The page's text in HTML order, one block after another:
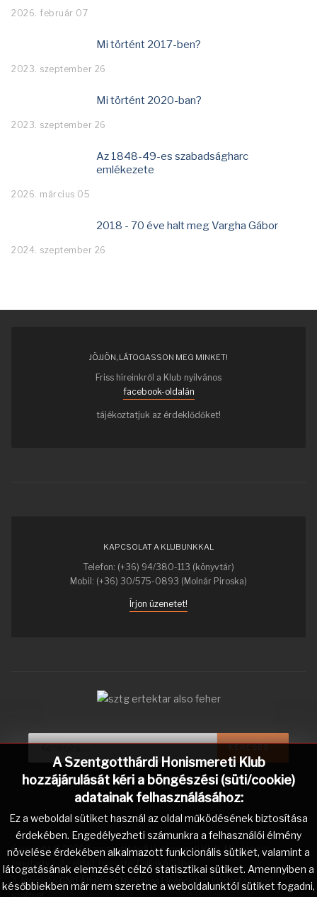
2026. február 07
Mi történt 2017-ben?
2023. szeptember 26
Mi történt 2020-ban?
2023. szeptember 26
Az 1848-49-es szabadságharc
emlékezete
2026. március 05
2018 - 70 éve halt meg Vargha Gábor
2024. szeptember 26
A Szentgotthárdi Honismereti Klub
hozzájárulását kéri a böngészési (süti/cookie)
adatainak felhasználásához:
Ez a weboldal sütiket használ az oldal működésének biztosítása
érdekében. Engedélyezheti számunkra a felhasználói élmény
növelése érdekében alkalmazott funkcionális sütiket, valamint a
látogatásának elemzését célzó statisztikai sütiket. Amennyiben a
későbbiekben már nem szeretne a weboldalunktól sütiket fogadni,
JÖJJÖN, LÁTOGASSON MEG MINKET!
Friss híreinkről a Klub nyilvános
facebook-oldalán
tájékoztatjuk az érdeklődőket!
KAPCSOLAT A KLUBUNKKAL
Telefon: (+36) 94/380-113 (könyvtár)
Mobil: (+36) 30/575-0893 (Molnár Piroska)
Írjon üzenetet!
Keresés...
Copyright © 2026 Szentgotthárdi Honismereti Klub. Minden jog
fenntartva. Az oldalt tervezte:Csilinkó Gábor.
A
Joomla! a GNU Általános Nyilvános Licenc
alatt kiadott szabad